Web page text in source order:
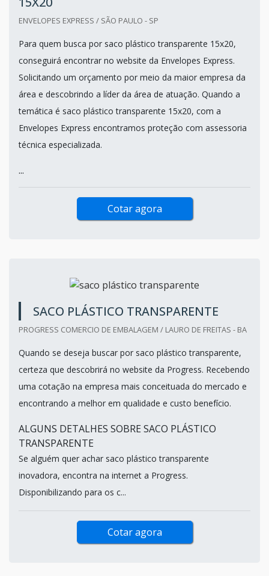
ENVELOPES EXPRESS / SÃO PAULO - SP
Para quem busca por saco plástico transparente 15x20,
conseguirá encontrar no website da Envelopes Express.
Solicitando um orçamento por meio da maior empresa da
área e descobrindo a líder da área de atuação. Quando a
temática é saco plástico transparente 15x20, com a
Envelopes Express encontramos proteção com assessoria
técnica especializada.
...
Cotar agora
SACO PLÁSTICO TRANSPARENTE
PROGRESS COMERCIO DE EMBALAGEM / LAURO DE FREITAS - BA
Quando se deseja buscar por saco plástico transparente,
certeza que descobrirá no website da Progress. Recebendo
uma cotação na empresa mais conceituada do mercado e
encontrando a melhor em qualidade e custo benefício.
ALGUNS DETALHES SOBRE SACO PLÁSTICO
TRANSPARENTE
Se alguém quer achar saco plástico transparente
inovadora, encontra na internet a Progress.
Disponibilizando para os c...
Cotar agora